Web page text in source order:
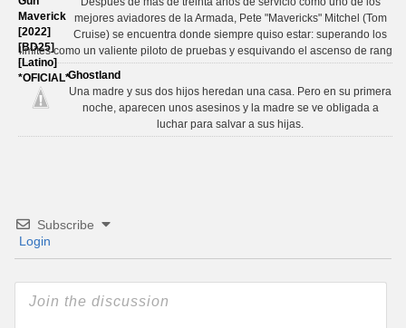
mejores aviadores de la Armada, Pete "Mavericks" Mitchel (Tom
Cruise) se encuentra donde siempre quiso estar: superando los
límites como un valiente piloto de pruebas y esquivando el ascenso de rang
Ghostland
Una madre y sus dos hijos heredan una casa. Pero en su primera
noche, aparecen unos asesinos y la madre se ve obligada a
luchar para salvar a sus hijas.
Subscribe
Login